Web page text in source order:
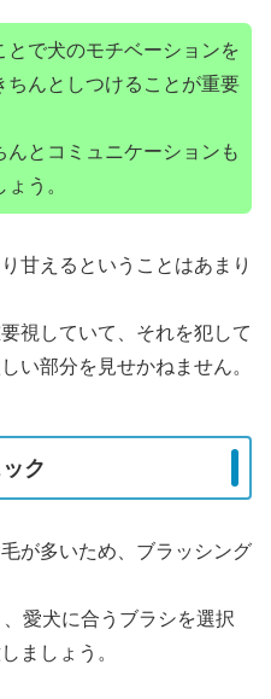
とで犬のモチベーションを
ちんとしつけることが重要
んとコミュニケーションも
う。
甘えるということはあまり
視していて、それを犯して
い部分を見せかねません。
ク
が多いため、ブラッシング
愛犬に合うブラシを選択
ましょう。